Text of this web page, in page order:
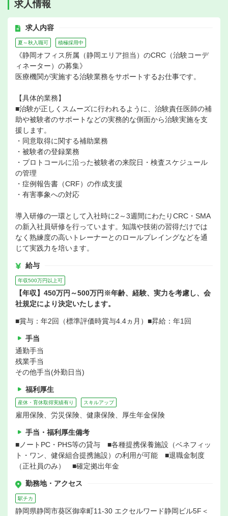
求人情報
求人内容
夏～秋入職可 積極採用中
《静岡オフィス所属（静岡エリア担当）のCRC（治験コーデ
ィネーター）の募集》
医療機関が実施する治験業務をサポートするお仕事です。
【具体的業務】
■治験が正しくスムーズに行われるように、治験責任医師の補
助や被験者のサポートなどの実務的な側面から治験実施を支
援します。
・同意取得に関する補助業務
・被験者の登録業務
・プロトコールに沿った被験者の来院日・検査スケジュール
の管理
・症例報告書（CRF）の作成支援
・有害事象への対応
導入研修の一環として入社時に2～3週間にわたりCRC・SMA
の新入社員研修を行っています。知識や技術の習得だけでは
なく熟練度の高いトレーナーとのロールプレイングなどを通
じて実践力を培います。
給与
年収500万円以上可
【年収】450万円～500万円※年齢、経験、実力を考慮し、会
社規定により決定いたします。
■賞与：年2回（標準評価時賞与4.4ヵ月）■昇給：年1回
手当
通勤手当
残業手当
その他手当(外勤日当)
福利厚生
産休・育休取得実績有り スキルアップ
雇用保険、労災保険、健康保険、厚生年金保険
手当・福利厚生備考
■ノートPC・PHS等の貸与 ■各種提携保養施設（ベネフィッ
ト・ワン、健保組合提携施設）の利用が可能 ■退職金制度
（正社員のみ） ■確定拠出年金
勤務地・アクセス
駅チカ
静岡県静岡市葵区御幸町11-30 エクセルワード静岡ビル5F＜